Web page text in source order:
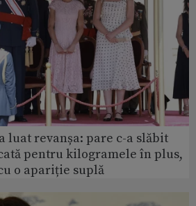
luat revanșa: pare c-a slăbit
pentru kilogramele în plus,
o apariție suplă